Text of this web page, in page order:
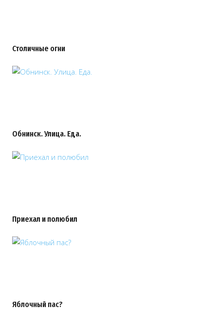
Столичные огни
Обнинск. Улица. Еда.
Приехал и полюбил
Яблочный пас?